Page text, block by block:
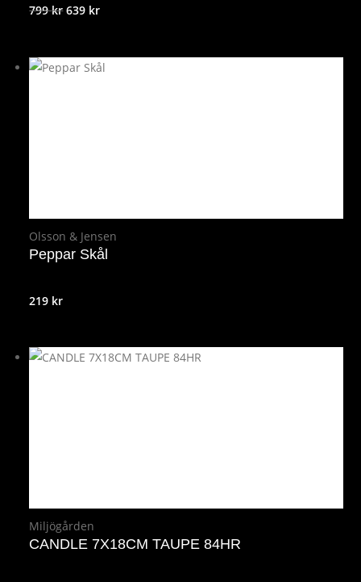
799krDet
var:
639 krDet
är:
Olsson & Jensen
Peppar Skål
219 kr
Miljögården
CANDLE 7X18CM TAUPE 84HR